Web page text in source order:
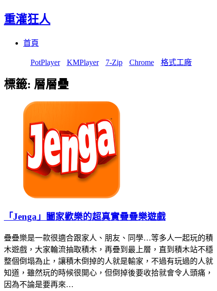
重灌狂人
首頁
PotPlayer KMPlayer 7-Zip Chrome 格式工廠
標籤: 層層疊
「Jenga」闔家歡樂的超真實疊疊樂遊戲
疊疊樂是一款很適合跟家人、朋友、同學…等多人一起玩的積
木遊戲，大家輪流抽取積木，再疊到最上層，直到積木站不穩
整個倒塌為止，讓積木倒掉的人就是輸家，不過有玩過的人就
知道，雖然玩的時候很開心，但倒掉後要收拾就會令人頭痛，
因為不論是要再來…